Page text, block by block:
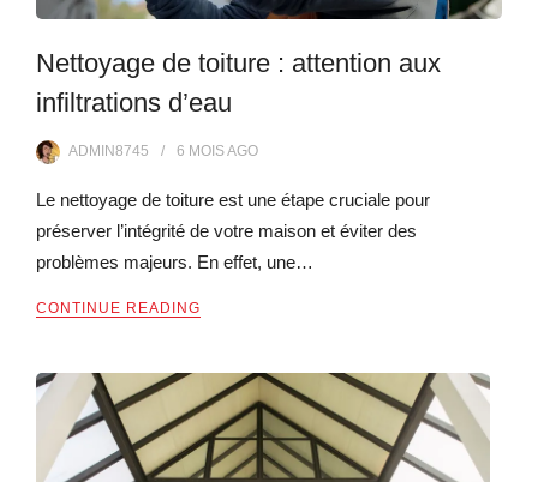
Nettoyage de toiture : attention aux
infiltrations d’eau
ADMIN8745 6 MOISAGO
Le nettoyage de toiture est une étape cruciale pour
préserver l’intégrité de votre maison et éviter des
problèmes majeurs. En effet, une…
CONTINUE READING